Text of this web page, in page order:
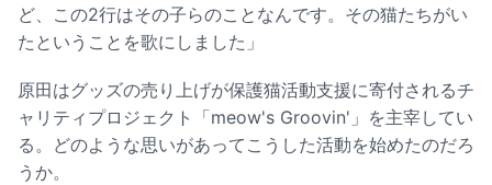
ど、この2行はその子らのことなんです。その猫たちがい
たということを歌にしました」
原田はグッズの売り上げが保護猫活動支援に寄付されるチ
ャリティプロジェクト「meow's Groovin'」を主宰してい
る。どのような思いがあってこうした活動を始めたのだろ
うか。